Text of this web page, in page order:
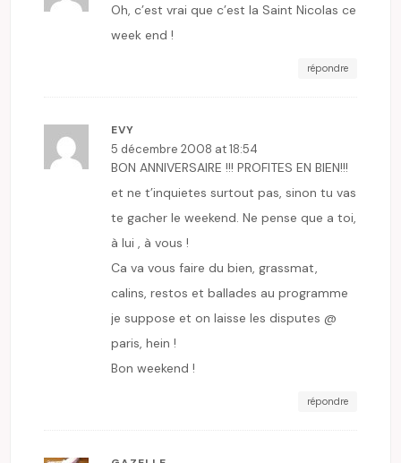
Oh, c’est vrai que c’est la Saint Nicolas ce
week end !
répondre
EVY
5 décembre 2008 at 18:54
BON ANNIVERSAIRE !!! PROFITES EN BIEN!!!
et ne t’inquietes surtout pas, sinon tu vas
te gacher le weekend. Ne pense que a toi,
à lui , à vous !
Ca va vous faire du bien, grassmat,
calins, restos et ballades au programme
je suppose et on laisse les disputes @
paris, hein !
Bon weekend !
répondre